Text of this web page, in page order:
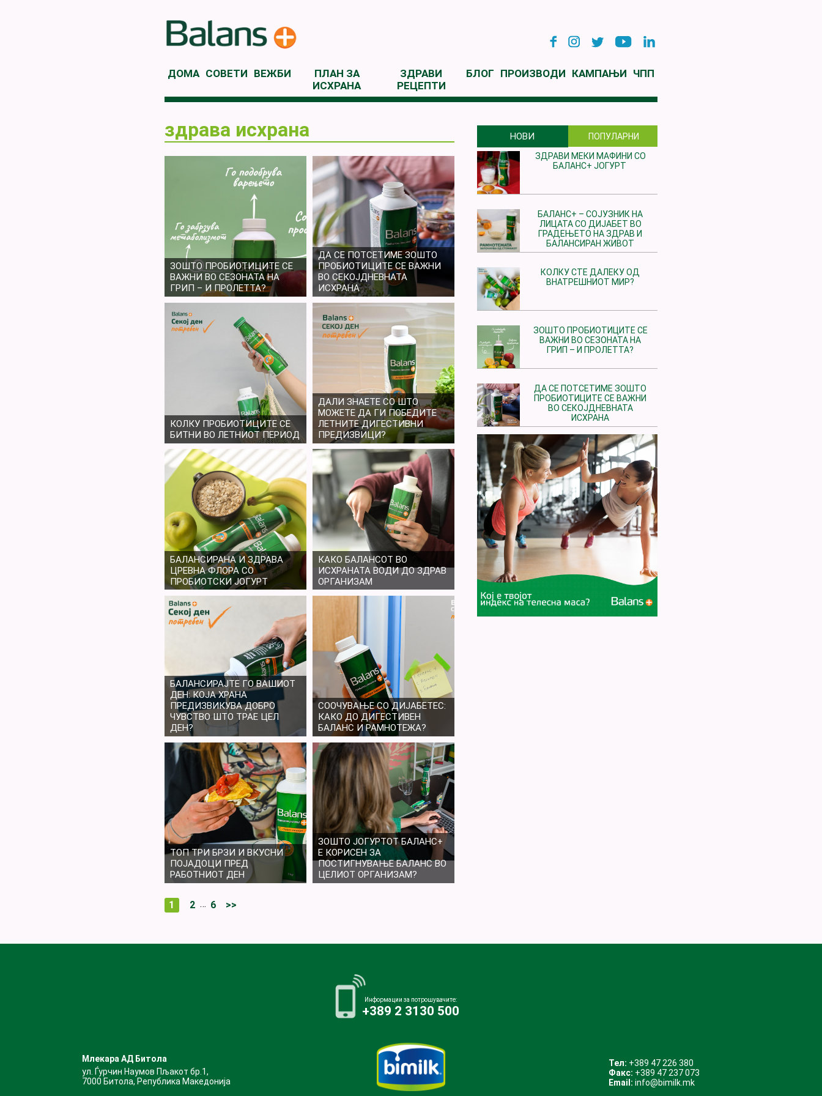
ДОМА СОВЕТИ ВЕЖБИ
ПЛАН ЗА
ИСХРАНА
ЗДРАВИ
РЕЦЕПТИ
БЛОГ ПРОИЗВОДИ КАМПАЊИ ЧПП
здрава исхрана
ЗОШТО ПРОБИОТИЦИТЕ СЕ
ВАЖНИ ВО СЕЗОНАТА НА
ГРИП – И ПРОЛЕТТА?
ДА СЕ ПОТСЕТИМЕ ЗОШТО
ПРОБИОТИЦИТЕ СЕ ВАЖНИ
ВО СЕКОЈДНЕВНАТА
ИСХРАНА
КОЛКУ ПРОБИОТИЦИТЕ СЕ
БИТНИ ВО ЛЕТНИОТ ПЕРИОД
ДАЛИ ЗНАЕТЕ СО ШТО
МОЖЕТЕ ДА ГИ ПОБЕДИТЕ
ЛЕТНИТЕ ДИГЕСТИВНИ
ПРЕДИЗВИЦИ?
БАЛАНСИРАНА И ЗДРАВА
ЦРЕВНА ФЛОРА СО
ПРОБИОТСКИ ЈОГУРТ
КАКО БАЛАНСОТ ВО
ИСХРАНАТА ВОДИ ДО ЗДРАВ
ОРГАНИЗАМ
БАЛАНСИРАЈТЕ ГО ВАШИОТ
ДЕН: КОЈА ХРАНА
ПРЕДИЗВИКУВА ДОБРО
ЧУВСТВО ШТО ТРАЕ ЦЕЛ
ДЕН?
СООЧУВАЊЕ СО ДИЈАБЕТЕС:
КАКО ДО ДИГЕСТИВЕН
БАЛАНС И РАМНОТЕЖА?
ТОП ТРИ БРЗИ И ВКУСНИ
ПОЈАДОЦИ ПРЕД
РАБОТНИОТ ДЕН
ЗОШТО ЈОГУРТОТ БАЛАНС+
Е КОРИСЕН ЗА
ПОСТИГНУВАЊЕ БАЛАНС ВО
ЦЕЛИОТ ОРГАНИЗАМ?
1 2 … 6 >>
НОВИ
ЗДРАВИ МЕКИ МАФИНИ СО
БАЛАНС+ ЈОГУРТ
БАЛАНС+ – СОЈУЗНИК НА
ЛИЦАТА СО ДИЈАБЕТ ВО
ГРАДЕЊЕТО НА ЗДРАВ И
БАЛАНСИРАН ЖИВОТ
КОЛКУ СТЕ ДАЛЕКУ ОД
ВНАТРЕШНИОТ МИР?
ЗОШТО ПРОБИОТИЦИТЕ СЕ
ВАЖНИ ВО СЕЗОНАТА НА
ГРИП – И ПРОЛЕТТА?
ДА СЕ ПОТСЕТИМЕ ЗОШТО
ПРОБИОТИЦИТЕ СЕ ВАЖНИ
ВО СЕКОЈДНЕВНАТА
ИСХРАНА
ПОПУЛАРНИ
Информации за потрошувачите:
+389 2 3130 500
Млекара АД Битола
ул. Ѓурчин Наумов Пљакот бр.1,
7000 Битола, Република Македонија
Тел: +389 47 226 380
Факс: +389 47 237 073
Email: info@bimilk.mk